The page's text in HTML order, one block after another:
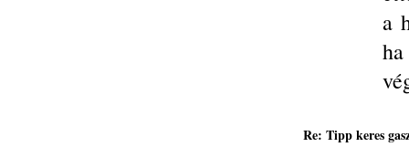
a
Re: Tipp keres